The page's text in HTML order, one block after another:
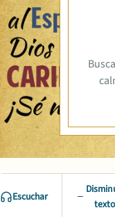
Escuchar
texto